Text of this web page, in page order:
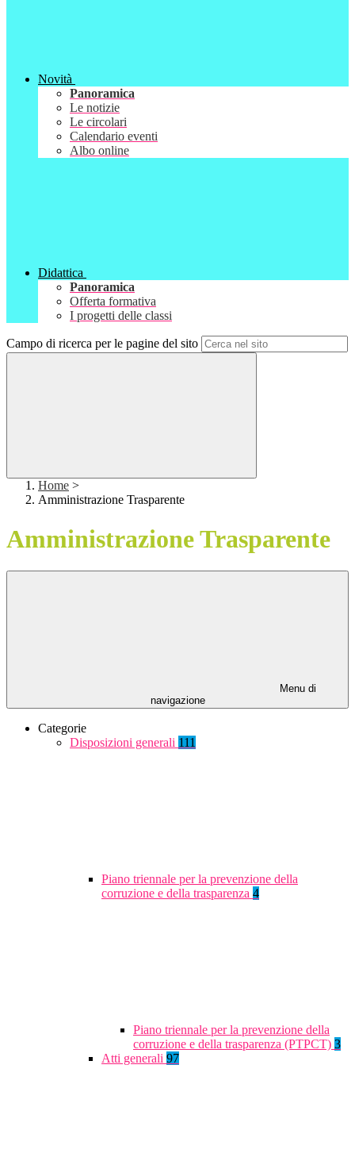
Novità
Panoramica
Le notizie
Le circolari
Calendario eventi
Albo online
Didattica
Panoramica
Offerta formativa
I progetti delle classi
Campo di ricerca per le pagine del sito
Home >
Amministrazione Trasparente
Amministrazione Trasparente
Menu di
navigazione
Categorie
Disposizioni generali 111
Piano triennale per la prevenzione della
corruzione e della trasparenza 4
Piano triennale per la prevenzione della
corruzione e della trasparenza (PTPCT) 3
Atti generali 97